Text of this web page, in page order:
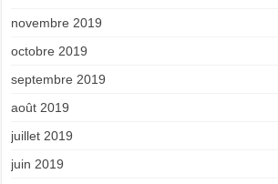
novembre 2019
octobre 2019
septembre 2019
août 2019
juillet 2019
juin 2019